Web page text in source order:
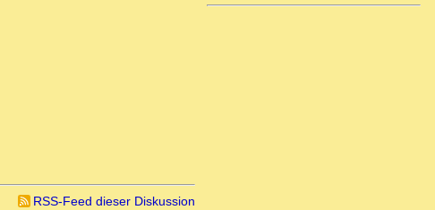
RSS-Feed dieser Diskussion